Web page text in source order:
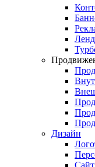
Дизайн